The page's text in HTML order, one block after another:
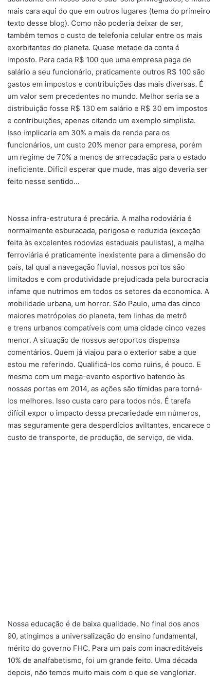
mais cara aqui do que em outros lugares (tema do primeiro
texto desse blog). Como não poderia deixar de ser,
também temos o custo de telefonia celular entre os mais
exorbitantes do planeta. Quase metade da conta é
imposto. Para cada R$ 100 que uma empresa paga de
salário a seu funcionário, praticamente outros R$ 100 são
gastos em impostos e contribuições das mais diversas. É
um valor sem precedentes no mundo. Melhor seria se a
distribuição fosse R$ 130 em salário e R$ 30 em impostos
e contribuições, apenas citando um exemplo simplista.
Isso implicaria em 30% a mais de renda para os
funcionários, um custo 20% menor para empresa, porém
um regime de 70% a menos de arrecadação para o estado
ineficiente. Difícil esperar que mude, mas algo deveria ser
feito nesse sentido…
Nossa infra-estrutura é precária. A malha rodoviária é
normalmente esburacada, perigosa e reduzida (exceção
feita às excelentes rodovias estaduais paulistas), a malha
ferroviária é praticamente inexistente para a dimensão do
país, tal qual a navegação fluvial, nossos portos são
limitados e com produtividade prejudicada pela burocracia
infame que nutrimos em todos os setores da economica. A
mobilidade urbana, um horror. São Paulo, uma das cinco
maiores metrópoles do planeta, tem linhas de metrô
e trens urbanos compatíveis com uma cidade cinco vezes
menor. A situação de nossos aeroportos dispensa
comentários. Quem já viajou para o exterior sabe a que
estou me referindo. Qualificá-los como ruins, é pouco. E
mesmo com um mega-evento esportivo batendo às
nossas portas em 2014, as ações são tímidas para torná-
los melhores. Isso custa caro para todos nós. É tarefa
difícil expor o impacto dessa precariedade em números,
mas seguramente gera desperdícios aviltantes, encarece o
custo de transporte, de produção, de serviço, de vida.
Nossa educação é de baixa qualidade. No final dos anos
90, atingimos a universalização do ensino fundamental,
mérito do governo FHC. Para um país com inacreditáveis
10% de analfabetismo, foi um grande feito. Uma década
depois, não temos muito mais com o que se vangloriar.